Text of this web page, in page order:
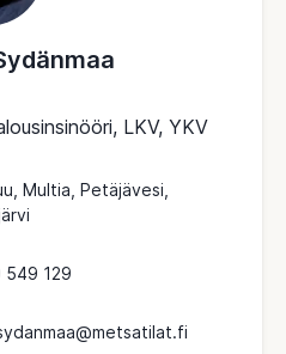
LKV, YKV
Multia, Petäjävesi,
549 129